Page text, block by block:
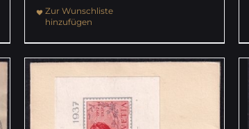
Zur Wunschliste
hinzufügen